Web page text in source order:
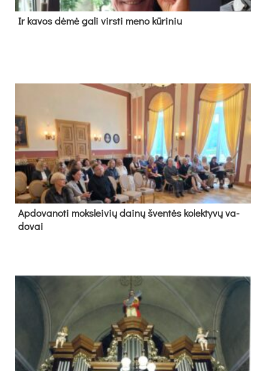
Ir ka­vos dė­mė ga­li virs­ti me­no kū­ri­niu
Ap­do­va­no­ti moks­lei­vių dai­nų šven­tės ko­lek­ty­vų va­
do­vai